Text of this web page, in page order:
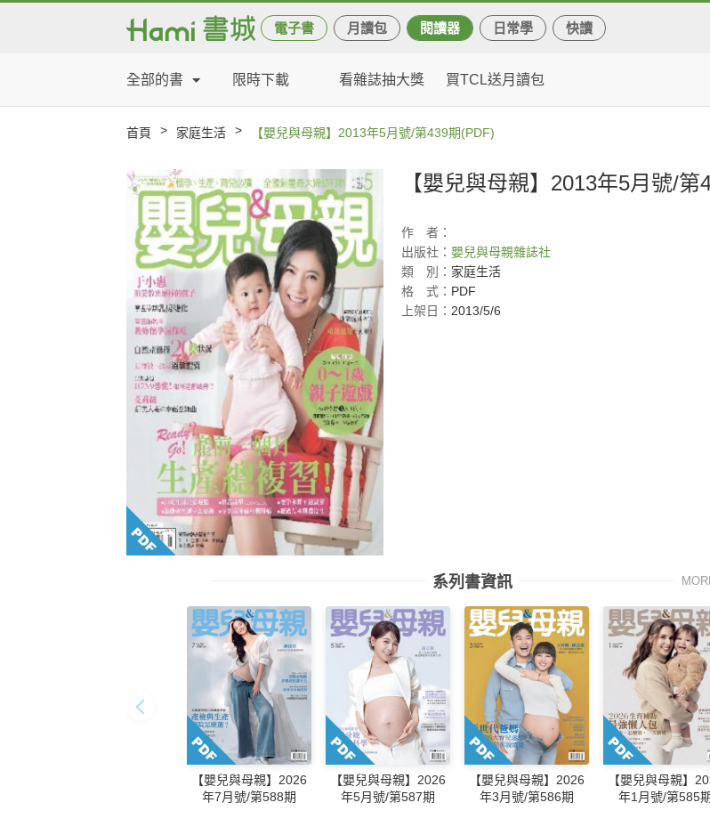
電子書 月讀包 閱讀器 日常學 快讀
全部的書 限時下載 看雜誌抽大獎 買TCL送月讀包
首頁 > 家庭生活 > 【嬰兒與母親】2013年5月號/第439期(PDF)
【嬰兒與母親】2013年5月號/第
作
者：
出版社： 嬰兒與母親雜誌社
類
別： 家庭生活
格
式： PDF
上架日： 2013/5/6
系列書資訊
【嬰兒與母親】2026
年7月號/第588期
【嬰兒與母親】2026
年5月號/第587期
【嬰兒與母親】2026
年3月號/第586期
【嬰兒與母親】
年1月號/第585期